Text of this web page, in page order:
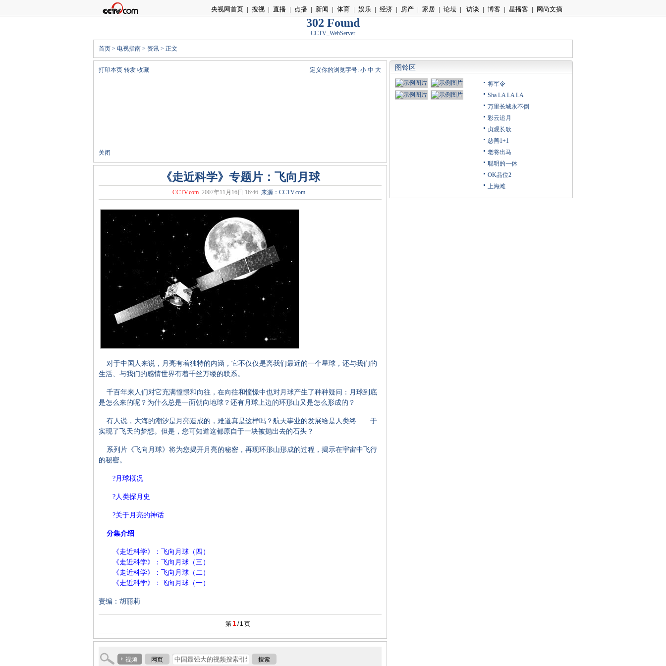
央视网首页 | 搜视 | 直播 | 点播 | 新闻 | 体育 | 娱乐 | 经济 | 房产 | 家居 | 论坛 | 访谈 | 博客 | 星播客 | 网尚文摘
302 Found
CCTV_WebServer
首页 > 电视指南 > 资讯 > 正文
打印本页 转发 收藏
关闭
定义你的浏览字号: 小 中 大
《走近科学》专题片：飞向月球
CCTV.com 2007年11月16日 16:46来源： CCTV.com
对于中国人来说，月亮有着独特的内涵，它不仅仅是离我们最近的一个星球，还与我们的
生活、与我们的感情世界有着千丝万缕的联系。
千百年来人们对它充满憧憬和向往，在向往和憧憬中也对月球产生了种种疑问：月球到底
是怎么来的呢？为什么总是一面朝向地球？还有月球上边的环形山又是怎么形成的？
有人说，大海的潮汐是月亮造成的，难道真是这样吗？航天事业的发展给是人类终 于
实现了飞天的梦想。但是，您可知道这都原自于一块被抛出去的石头？
系列片《飞向月球》将为您揭开月亮的秘密，再现环形山形成的过程，揭示在宇宙中飞行
的秘密。
?月球概况
?人类探月史
?关于月亮的神话
分集介绍
《走近科学》：飞向月球（四）
《走近科学》：飞向月球（三）
《走近科学》：飞向月球（二）
《走近科学》：飞向月球（一）
责编：胡丽莉
第 1/ 1 页
视频 网页 搜索
图铃区
将军令
Sha LA LA LA
万里长城永不倒
彩云追月
贞观长歌
慈善1+1
老将出马
聪明的一休
OK品位2
上海滩